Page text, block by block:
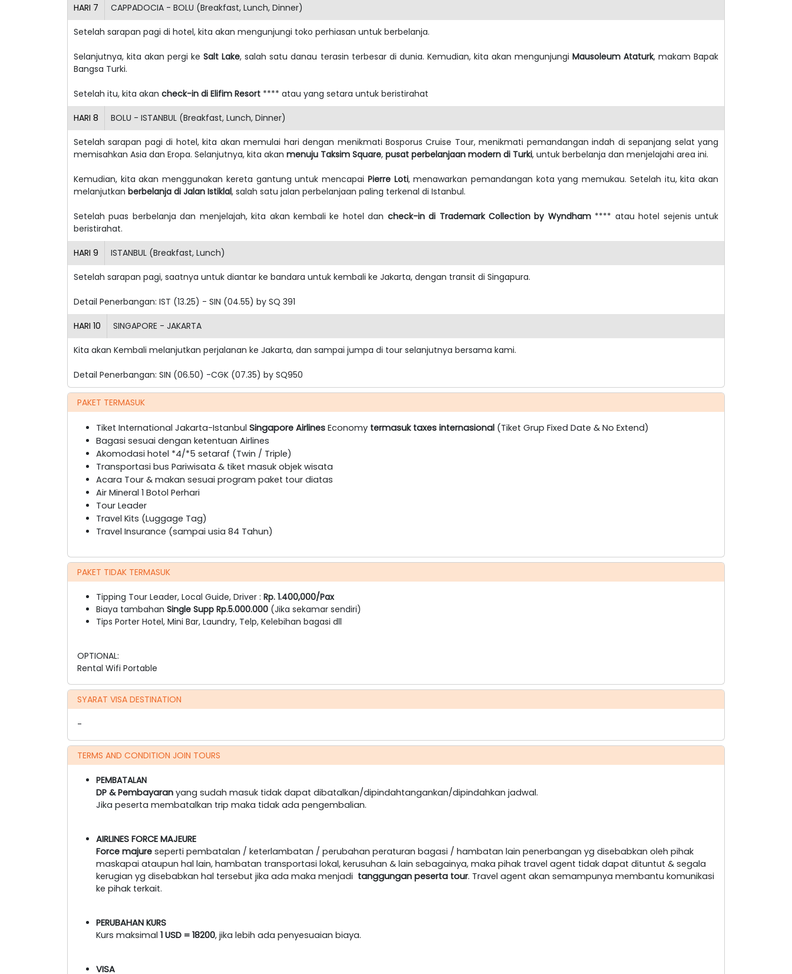
HARI 7 CAPPADOCIA - BOLU (Breakfast, Lunch, Dinner)
Setelah sarapan pagi di hotel, kita akan mengunjungi toko perhiasan untuk berbelanja.
Selanjutnya, kita akan pergi keSalt Lake, salah satu danau terasin terbesar di dunia. Kemudian, kita akan mengunjungi Mausoleum Ataturk, makam Bapak
Bangsa Turki.
Setelah itu, kita akan check-in di Elifim Resort **** atau yang setara untuk beristirahat
HARI 8 BOLU - ISTANBUL (Breakfast, Lunch, Dinner)
Setelah sarapan pagi di hotel, kita akan memulai hari dengan menikmati Bosporus Cruise Tour, menikmati pemandangan indah di sepanjang selat yang
memisahkan Asia dan Eropa. Selanjutnya, kita akan menuju Taksim Square, pusat perbelanjaan modern di Turki, untuk berbelanja dan menjelajahi area ini.
Kemudian, kita akan menggunakan kereta gantung untuk mencapai Pierre Loti, menawarkan pemandangan kota yang memukau. Setelah itu, kita akan
melanjutkan berbelanja di Jalan Istiklal, salah satu jalan perbelanjaan paling terkenal di Istanbul.
Setelah puas berbelanja dan menjelajah, kita akan kembali ke hotel dan check-in di Trademark Collection by Wyndham**** atau hotel sejenis untuk
beristirahat.
HARI 9 ISTANBUL (Breakfast, Lunch)
Setelah sarapan pagi, saatnya untuk diantar ke bandara untuk kembali ke Jakarta, dengan transit di Singapura.
Detail Penerbangan: IST (13.25) - SIN (04.55) by SQ 391
HARI 10 SINGAPORE - JAKARTA
Kita akan Kembali melanjutkan perjalanan ke Jakarta, dan sampai jumpa di tour selanjutnya bersama kami.
Detail Penerbangan: SIN (06.50) -CGK (07.35) by SQ950
PAKET TERMASUK
Tiket International Jakarta-Istanbul Singapore Airlines Economy termasuk taxes internasional (Tiket Grup Fixed Date & No Extend)
Bagasi sesuai dengan ketentuan Airlines
Akomodasi hotel *4/*5 setaraf (Twin / Triple)
Transportasi bus Pariwisata & tiket masuk objek wisata
Acara Tour & makan sesuai program paket tour diatas
Air Mineral 1 Botol Perhari
Tour Leader
Travel Kits (Luggage Tag)
Travel Insurance (sampai usia 84 Tahun)
PAKET TIDAK TERMASUK
Tipping Tour Leader, Local Guide, Driver : Rp. 1.400,000/Pax
Biaya tambahan Single Supp Rp.5.000.000 (Jika sekamar sendiri)
Tips Porter Hotel, Mini Bar, Laundry, Telp, Kelebihan bagasi dll
OPTIONAL:
Rental Wifi Portable
SYARAT VISA DESTINATION
-
TERMS AND CONDITION JOIN TOURS
PEMBATALAN
DP & Pembayaran yang sudah masuk tidak dapat dibatalkan/dipindahtangankan/dipindahkan jadwal.
Jika peserta membatalkan trip maka tidak ada pengembalian.
AIRLINES FORCE MAJEURE
Force majure seperti pembatalan / keterlambatan / perubahan peraturan bagasi / hambatan lain penerbangan yg disebabkan oleh pihak
maskapai ataupun hal lain, hambatan transportasi lokal, kerusuhan & lain sebagainya, maka pihak travel agent tidak dapat dituntut & segala
kerugian yg disebabkan hal tersebut jika ada maka menjadi tanggungan peserta tour. Travel agent akan semampunya membantu komunikasi
ke pihak terkait.
PERUBAHAN KURS
Kurs maksimal 1 USD = 18200, jika lebih ada penyesuaian biaya.
VISA